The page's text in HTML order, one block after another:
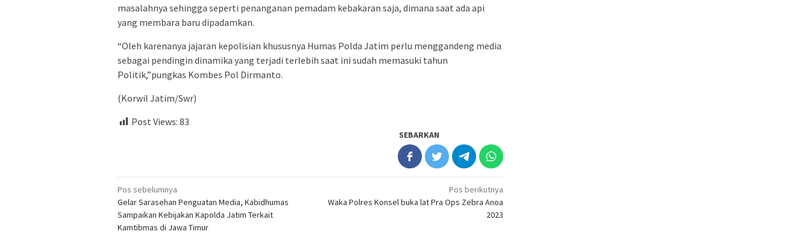
masalahnya sehingga seperti penanganan pemadam kebakaran saja, dimana saat ada api
yang membara baru dipadamkan.
“Oleh karenanya jajaran kepolisian khususnya Humas Polda Jatim perlu menggandeng media
sebagai pendingin dinamika yang terjadi terlebih saat ini sudah memasuki tahun
Politik,”pungkas Kombes Pol Dirmanto.
(Korwil Jatim/Swr)
Post Views: 83
SEBARKAN
Navigasi
pos
Pos sebelumnya
Gelar Sarasehan Penguatan Media, Kabidhumas
Sampaikan Kebijakan Kapolda Jatim Terkait
Kamtibmas di Jawa Timur
Pos berikutnya
Waka Polres Konsel buka lat Pra Ops Zebra Anoa
2023